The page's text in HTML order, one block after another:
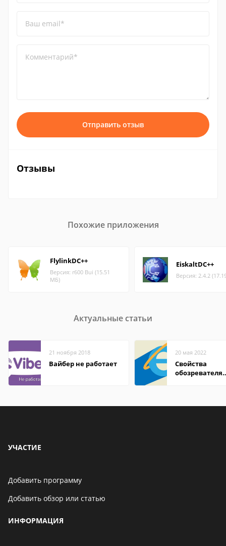
Ваш email*
Комментарий*
Отправить отзыв
Отзывы
Похожие приложения
FlylinkDC++
Версия: r600 Bui (15.51
МБ)
EiskaltDC++
Версия: 2.4.2
Актуальные статьи
21 ноября 2018
Вайбер не работает
20 мая 2022
Свойства
обозревателя
УЧАСТИЕ
Добавить программу
Добавить обзор или статью
ИНФОРМАЦИЯ